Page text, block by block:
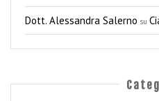
Dott. Alessandra Salerno su